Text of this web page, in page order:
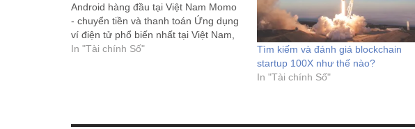
Android hàng đầu tại Việt Nam Momo
- chuyển tiền và thanh toán Ứng dụng
ví điện tử phổ biến nhất tại Việt Nam,
Momo tuyên bố có hơn 20 triệu người
In "Tài chính Số"
Tìm kiếm và đánh giá blockchain
startup 100X như thế nào?
In "Tài chính Số"